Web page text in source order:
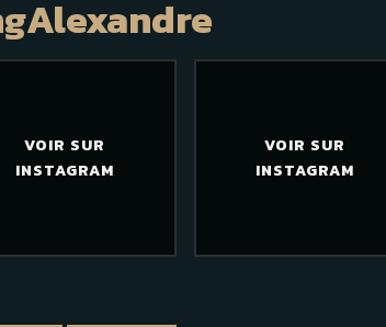
VOIR SUR
INSTAGRAM
VOIR SUR
INSTAGRAM